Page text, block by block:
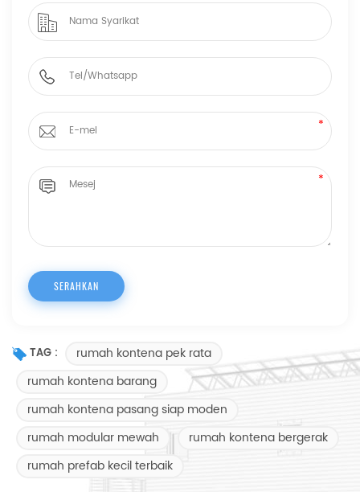
TAG :
rumah kontena pek rata
rumah kontena barang
rumah kontena pasang siap moden
rumah modular mewah
rumah kontena bergerak
rumah prefab kecil terbaik